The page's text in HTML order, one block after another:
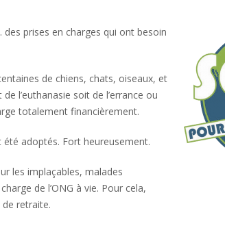
prises en charges qui ont besoin
de chiens, chats, oiseaux, et
l’euthanasie soit de l’errance ou
totalement financièrement.
adoptés. Fort heureusement.
les implaçables, malades
de l’ONG à vie. Pour cela,
retraite.